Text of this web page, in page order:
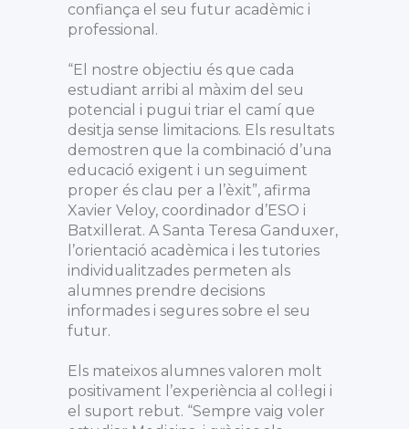
confiança el seu futur acadèmic i
professional.
“El nostre objectiu és que cada
estudiant arribi al màxim del seu
potencial i pugui triar el camí que
desitja sense limitacions. Els resultats
demostren que la combinació d’una
educació exigent i un seguiment
proper és clau per a l’èxit”, afirma
Xavier Veloy, coordinador d’ESO i
Batxillerat. A Santa Teresa Ganduxer,
l’orientació acadèmica i les tutories
individualitzades permeten als
alumnes prendre decisions
informades i segures sobre el seu
futur.
Els mateixos alumnes valoren molt
positivament l’experiència al col·legi i
el suport rebut. “Sempre vaig voler